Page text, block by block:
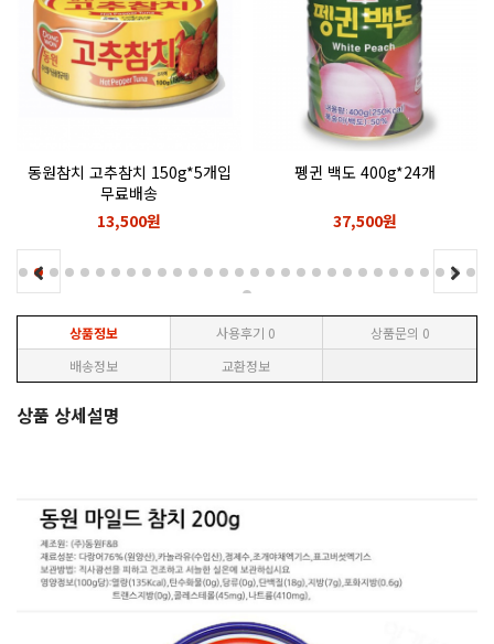
동원참치 고추참치 150g*5개입
무료배송
13,500원
펭귄 백도 400g*24개
37,500원
상품정보 사용후기 0 상품문의 0
배송정보
교환정보
상품 상세설명